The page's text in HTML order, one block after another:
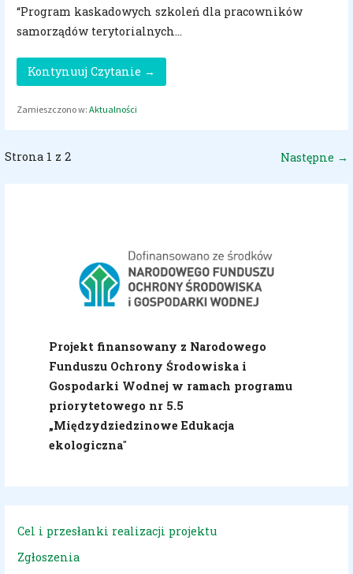
“Program kaskadowych szkoleń dla pracowników
samorządów terytorialnych…
Kontynuuj Czytanie →
Zamieszczono w: Aktualności
Wpis
Strona 1 z 2 Następne →
Projekt finansowany z Narodowego
Funduszu Ochrony Środowiska i
Gospodarki Wodnej w ramach programu
priorytetowego nr 5.5
„Międzydziedzinowe Edukacja
ekologiczna"
Cel i przesłanki realizacji projektu
Zgłoszenia